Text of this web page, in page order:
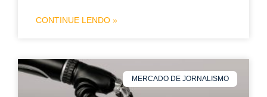
CONTINUE LENDO »
MERCADO DE JORNALISMO